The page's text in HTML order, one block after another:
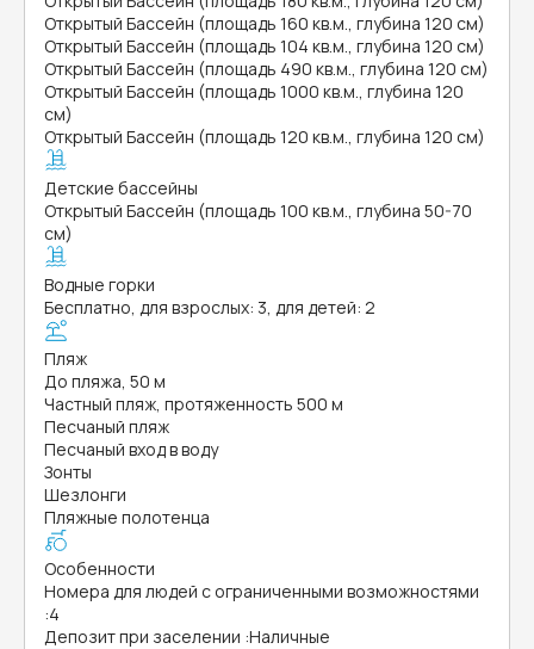
Открытый Бассейн (площадь 160 кв.м., глубина 120 см)
Открытый Бассейн (площадь 104 кв.м., глубина 120 см)
Открытый Бассейн (площадь 490 кв.м., глубина 120 см)
Открытый Бассейн (площадь 1000 кв.м., глубина 120
см)
Открытый Бассейн (площадь 120 кв.м., глубина 120 см)
Детские бассейны
Открытый Бассейн (площадь 100 кв.м., глубина 50-70
см)
Водные горки
Бесплатно, для взрослых: 3, для детей: 2
Пляж
До пляжа, 50 м
Частный пляж, протяженность 500 м
Песчаный пляж
Песчаный вход в воду
Зонты
Шезлонги
Пляжные полотенца
Особенности
Номера для людей с ограниченными возможностями
:4
Депозит при заселении :Наличные